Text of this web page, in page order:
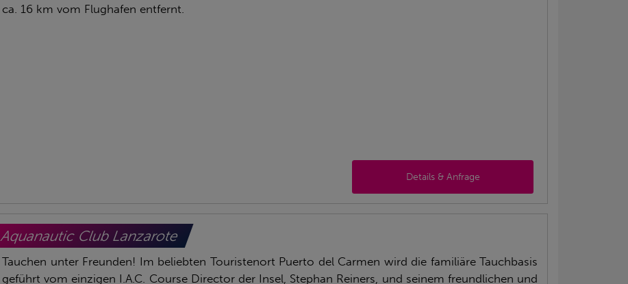
ca. 16 km vom Flughafen entfernt.
Details & Anfrage
Aquanautic Club Lanzarote
Tauchen unter Freunden! Im beliebten Touristenort Puerto del Carmen wird die familiäre Tauchbasis
geführt vom einzigen I.A.C. Course Director der Insel, Stephan Reiners, und seinem freundlichen und